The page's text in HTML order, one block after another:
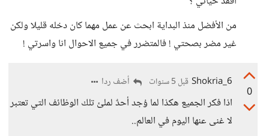
من الأفضل منذ البداية ابحث عن عمل مهما كان دخله قليلا ولكن
غير مضر بصحتي ! فالمتضرر في جميع الاحوال انا واسرتي !
0
Shokria_6 قبل 5 سنوات أضف ردا
اذا فكر الجميع هكذا لما وُجد أحدٌ لملئ تلك الوظائف التي تعتبر
لا غنى عنها اليوم في العالم..